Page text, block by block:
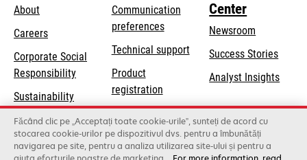
About
Careers
Corporate Social
Responsibilityopens
a
new
tab
Sustainability
Lexmark Partners
Communication
preferences
Technical supportopens
Product
registration
Find a dealer
List of wholesalers
Center
Newsroom
Success Stories
Analyst Insights
Făcând clic pe „Acceptați toate cookie-urile”, sunteți de acord cu
stocarea cookie-urilor pe dispozitivul dvs. pentru a îmbunătăți
navigarea pe site, pentru a analiza utilizarea site-ului și pentru a